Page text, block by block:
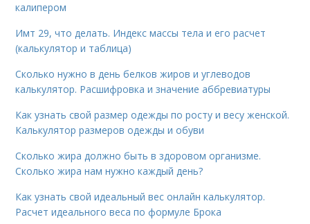
калипером
Имт 29, что делать. Индекс массы тела и его расчет
(калькулятор и таблица)
Сколько нужно в день белков жиров и углеводов
калькулятор. Расшифровка и значение аббревиатуры
Как узнать свой размер одежды по росту и весу женской.
Калькулятор размеров одежды и обуви
Сколько жира должно быть в здоровом организме.
Сколько жира нам нужно каждый день?
Как узнать свой идеальный вес онлайн калькулятор.
Расчет идеального веса по формуле Брока